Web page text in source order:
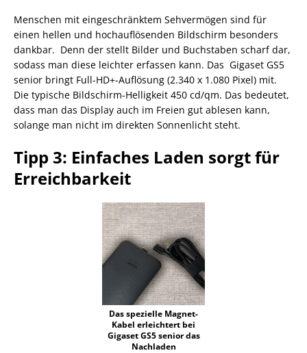
Menschen mit eingeschränktem Sehvermögen sind für
einen hellen und hochauflösenden Bildschirm besonders
dankbar. Denn der stellt Bilder und Buchstaben scharf dar,
sodass man diese leichter erfassen kann. Das Gigaset GS5
senior bringt Full-HD+-Auflösung (2.340 x 1.080 Pixel) mit.
Die typische Bildschirm-Helligkeit 450 cd/qm. Das bedeutet,
dass man das Display auch im Freien gut ablesen kann,
solange man nicht im direkten Sonnenlicht steht.
Tipp 3: Einfaches Laden sorgt für
Erreichbarkeit
Das spezielle Magnet-
Kabel erleichtert bei
Gigaset GS5 senior das
Nachladen